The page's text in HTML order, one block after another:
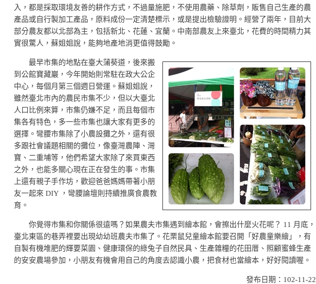
入，都是採取環境友善的耕作方式，不過量施肥，不使用農藥、除草劑，販售自己生產的農
產品或自行製加工產品，原料成份一定清楚標示，或是提出檢驗證明。經營了兩年，目前大
部分農友都以北部為主，包括新北、花蓮、宜蘭。中南部農友上來臺北，花費的時間精力其
實很驚人，蘇姐姐說，能夠地產地消更值得鼓勵。
最早市集的地點在臺大蒲葵道，後來搬
到公館寶藏巖，今年開始則常駐在政大公企
中心，每個月第三個週日營運。蘇姐姐說，
雖然臺北市內的農民市集不少，但以大臺北
人口比例來算，市集仍嫌不足，而且每個市
集各有特色，多一些市集也讓大家有更多的
選擇。彎腰市集除了小農設攤之外，還有很
多跟社會議題相關的攤位，像臺灣農陣、灣
寶、二重埔等，他們希望大家除了來買東西
之外，也能多關心現在正在發生的事。市集
上還有親子手作坊，歡迎爸爸媽媽帶著小朋
友一起來 DIY ，彎腰論壇則持續推廣食農教
育。
你覺得市集和你關係很遠嗎？如果農夫市集遇到繪本館，會擦出什麼火花呢？ 11 月底，
臺北東區的巷弄裡要出現幼幼班農夫市集了。花栗鼠兒童繪本館要召開「好農童樂繪」，有
自製有機堆肥的輝要菜園、健康環保的綠兔子自然民具、生產雜糧的花田厝、照顧蜜蜂生產
的安安農場參加，小朋友有機會用自己的角度去認識小農，把食材也當繪本，好好閱讀喔。
發布日期：102-11-22